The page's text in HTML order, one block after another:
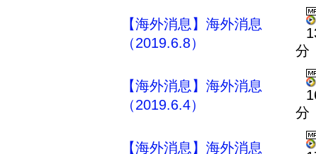
【海外消息】海外消息
（2019.6.8）
分
【海外消息】海外消息
（2019.6.4）
分
【海外消息】海外消息